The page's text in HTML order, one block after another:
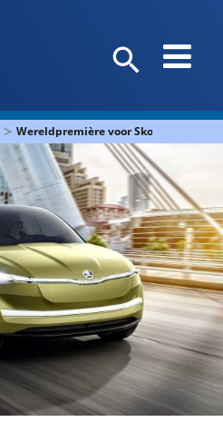
> Wereldpremière voor Škoda Vision E